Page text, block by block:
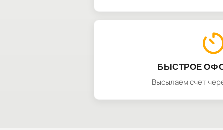
БЫСТРОЕ
Высылаем счет